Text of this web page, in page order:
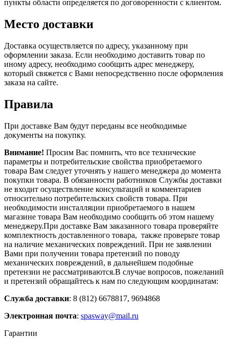
пункты области определяется по договоренности с клиентом.
Место доставки
Доставка осуществляется по адресу, указанному при
оформлении заказа. Если необходимо доставить товар по
иному адресу, необходимо сообщить адрес менеджеру,
который свяжется с Вами непосредственно после оформления
заказа на сайте.
Правила
При доставке Вам будут переданы все необходимые
документы на покупку.
Внимание! Просим Вас помнить, что все технические
параметры и потребительские свойства приобретаемого
товара Вам следует уточнять у нашего менеджера до момента
покупки товара. В обязанности работников Службы доставки
не входит осуществление консультаций и комментариев
относительно потребительских свойств товара. При
необходимости инсталляции приобретаемого в нашем
магазине товара Вам необходимо сообщить об этом нашему
менеджеру.При доставке Вам заказанного товара проверяйте
комплектность доставленного товара, также проверьте товар
на наличие механических повреждений. При не заявлении
Вами при получении товара претензий по поводу
механических повреждений, в дальнейшем подобные
претензии не рассматриваются.В случае вопросов, пожеланий
и претензий обращайтесь к нам по следующим координатам:
Служба доставки: 8 (812) 6678817, 9694868
Электронная почта: spasway@mail.ru
Гарантии